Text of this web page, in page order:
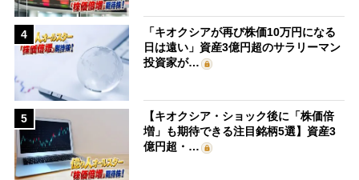
4
「キオクシアが再び株価10万円になる
日は遠い」資産3億円超のサラリーマン
投資家が…
5
【キオクシア・ショック後に「株価倍
増」も期待できる注目銘柄5選】資産3
億円超・…